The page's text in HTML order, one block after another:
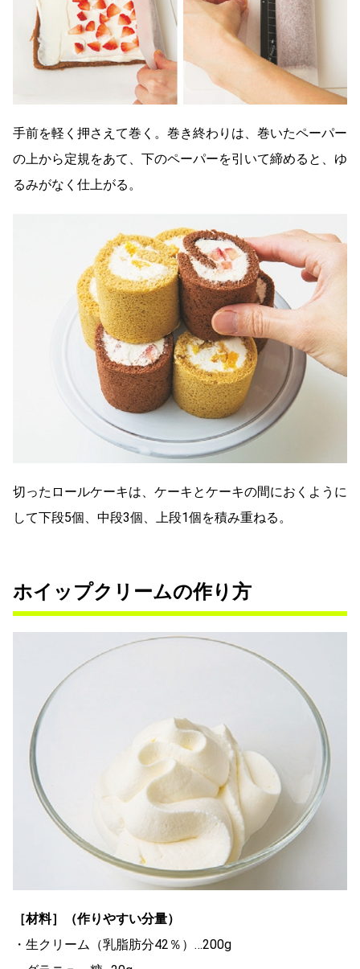
手前を軽く押さえて巻く。巻き終わりは、巻いたペーパー
の上から定規をあて、下のペーパーを引いて締めると、ゆ
るみがなく仕上がる。
切ったロールケーキは、ケーキとケーキの間におくように
して下段5個、中段3個、上段1個を積み重ねる。
ホイップクリームの作り方
［材料］（作りやすい分量）
・生クリーム（乳脂肪分42％）…200g